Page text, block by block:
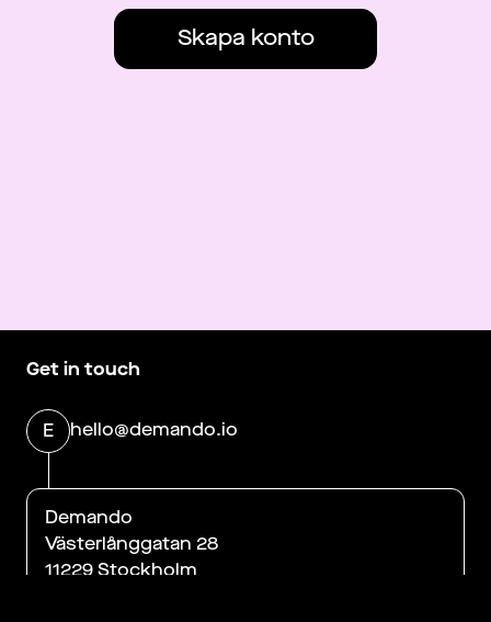
Skapa konto
Get in touch
E hello@demando.io
Demando
Västerlånggatan 28
11229 Stockholm